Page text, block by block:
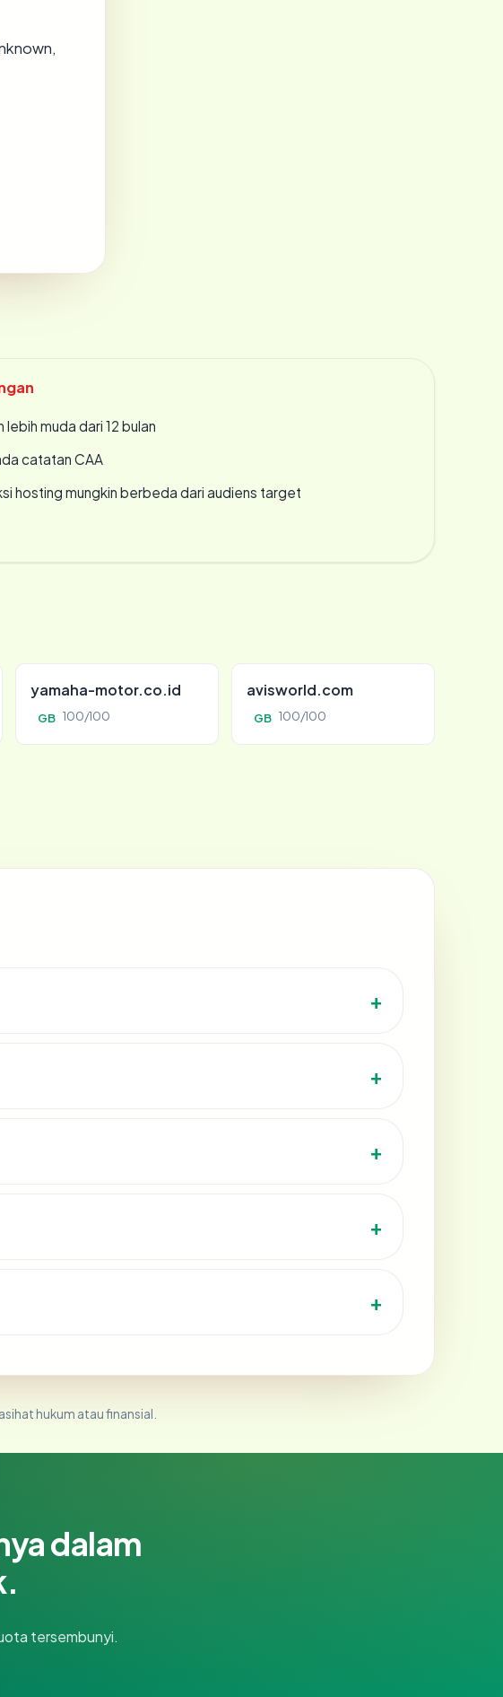
lebih muda dari 12 bulan
catatan CAA
hosting mungkin berbeda dari audiens target
yamaha-motor.co.id
GB 100/100
avisworld.com
GB 100/100
hukum atau finansial.
dalam
tersembunyi.